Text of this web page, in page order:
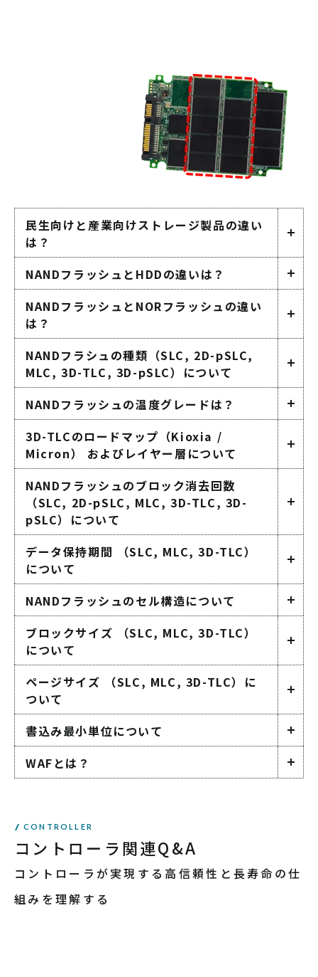
民生向けと産業向けストレージ製品の違い
は？
NANDフラッシュとHDDの違いは？
NANDフラッシュとNORフラッシュの違い
は？
NANDフラシュの種類（SLC, 2D-pSLC,
MLC, 3D-TLC, 3D-pSLC）について
NANDフラッシュの温度グレードは？
3D-TLCのロードマップ（Kioxia /
Micron） およびレイヤー層について
NANDフラッシュのブロック消去回数
（SLC, 2D-pSLC, MLC, 3D-TLC, 3D-
pSLC）について
データ保持期間 （SLC, MLC, 3D-TLC）
について
NANDフラッシュのセル構造について
ブロックサイズ （SLC, MLC, 3D-TLC）
について
ページサイズ （SLC, MLC, 3D-TLC）に
ついて
書込み最小単位について
WAFとは？
CONTROLLER
コントローラ関連Q&A
コントローラが実現する高信頼性と長寿命の仕
組みを理解する